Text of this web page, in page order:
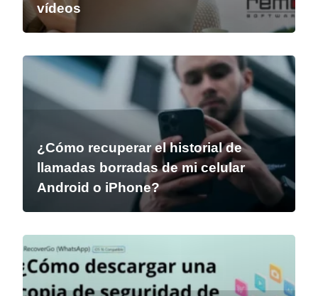
vídeos
¿Cómo recuperar el historial de
llamadas borradas de mi celular
Android o iPhone?